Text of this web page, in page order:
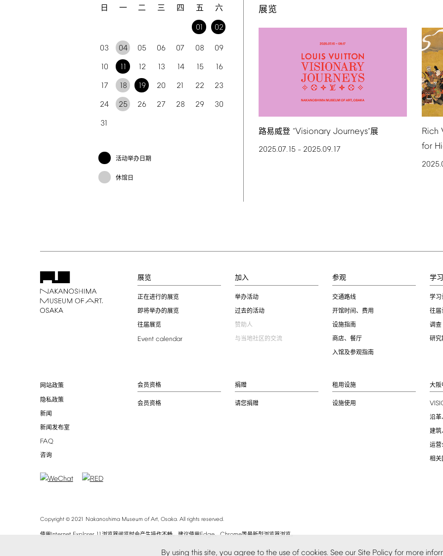
By using this site, you agree to the use of cookies. See our Site Policy for more
日 一 二 三 四 五 六
01 02
03 04 05 06 07 08 09
10 11 12 13 14 15 16
17 18 19 20 21 22 23
24 25 26 27 28 29 30
31
活动举办日期
休馆日
展览
路易威登 “Visionary Journeys”展
2025.07.15 – 2025.09.17
Rich
for
展览
正在进行的展览
即将举办的展览
往届展览
Event calendar
加入
举办活动
过去的活动
赞助人
与当地社区的交流
参观
交通路线
开馆时间、费用
设施指南
商店、餐厅
入馆及参观指南
学习
学习
往届
调查
研究
网站政策
隐私政策
新闻
新闻发布室
FAQ
咨询
会员资格
会员资格
捐赠
请您捐赠
租用设施
设施使用
大阪
沿革
建筑
运营
相关
Copyright© 2021 Nakanoshima Museum of Art, Osaka. All rights reserved.
使用Internet Explorer 11 浏览器阅览时会产生操作不畅。建议使用Edge、 Chrome等最新型浏览器浏览。